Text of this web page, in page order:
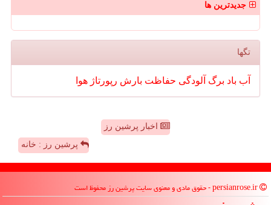
جدیدترین ها
تگها
آب باد برگ آلودگی حفاظت بارش رپورتاژ هوا
اخبار پرشین رز
پرشین رز : خانه